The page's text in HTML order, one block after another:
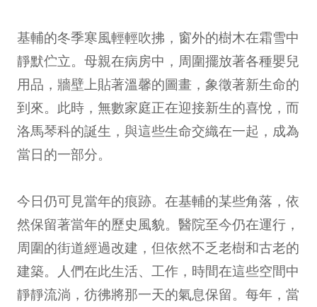
基輔的冬季寒風輕輕吹拂，窗外的樹木在霜雪中
靜默伫立。母親在病房中，周圍擺放著各種嬰兒
用品，牆壁上貼著溫馨的圖畫，象徵著新生命的
到來。此時，無數家庭正在迎接新生的喜悅，而
洛馬琴科的誕生，與這些生命交織在一起，成為
當日的一部分。
今日仍可見當年的痕跡。在基輔的某些角落，依
然保留著當年的歷史風貌。醫院至今仍在運行，
周圍的街道經過改建，但依然不乏老樹和古老的
建築。人們在此生活、工作，時間在這些空間中
靜靜流淌，彷彿將那一天的氣息保留。每年，當